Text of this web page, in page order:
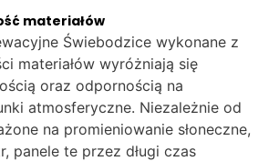
materiałów
Świebodzice wykonane z
materiałów wyróżniają się
oraz odpornością na
atmosferyczne. Niezależnie od
na promieniowanie słoneczne,
panele te przez długi czas